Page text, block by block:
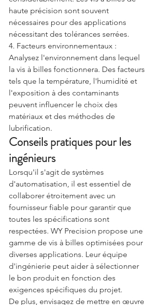
haute précision sont souvent
nécessaires pour des applications
nécessitant des tolérances serrées.
4. Facteurs environnementaux :
Analysez l'environnement dans lequel
la vis à billes fonctionnera. Des facteurs
tels que la température, l'humidité et
l'exposition à des contaminants
peuvent influencer le choix des
matériaux et des méthodes de
lubrification.
Conseils pratiques pour les
ingénieurs
Lorsqu'il s'agit de systèmes
d'automatisation, il est essentiel de
collaborer étroitement avec un
fournisseur fiable pour garantir que
toutes les spécifications sont
respectées. WY Precision propose une
gamme de vis à billes optimisées pour
diverses applications. Leur équipe
d'ingénierie peut aider à sélectionner
le bon produit en fonction des
exigences spécifiques du projet.
De plus, envisagez de mettre en œuvre